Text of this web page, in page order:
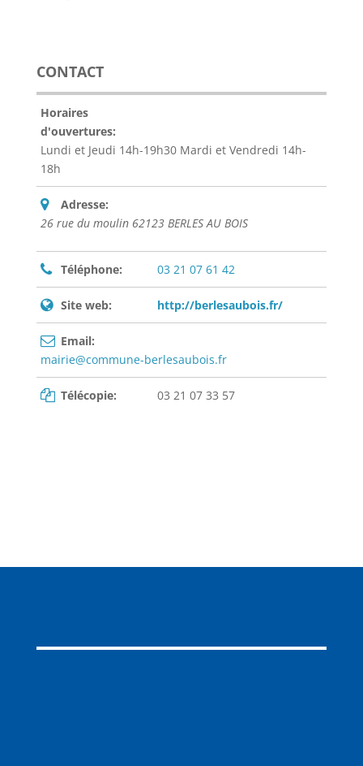
CONTACT
Horaires
d'ouvertures:
Lundi et Jeudi 14h-19h30 Mardi et Vendredi 14h-
18h
Adresse:
26 rue du moulin 62123 BERLES AU BOIS
Téléphone: 03 21 07 61 42
Site web: http://berlesaubois.fr/
Email:
mairie@commune-berlesaubois.fr
Télécopie: 03 21 07 33 57